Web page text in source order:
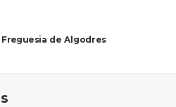
de Algodres